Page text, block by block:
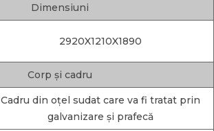
Dimensiuni
2920X1210X1890
Corp și cadru
Cadru din oțel sudat care va fi tratat prin
galvanizare și prafecă